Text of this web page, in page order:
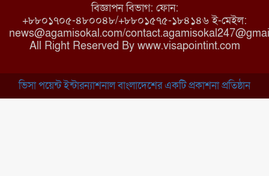
রাজবাড়ী: বালিয়াকান্দিতে কিশোরীর
ঝুলন্ত মরদেহ উদ্ধার
বিজ্ঞাপন বিভাগ: ফোন:
+৮৮০১৭০৫-৪৮০০৪৮/+৮৮০১৫৭৫-১৮৪১৪৬ ই-মেইল:
news@agamisokal.com/
All Right Reserved By www.visapointint.com
ভিসা পয়েন্ট ইন্টারন্যাশনাল বাংলাদেশের একটি প্রকাশনা প্রতিষ্ঠান